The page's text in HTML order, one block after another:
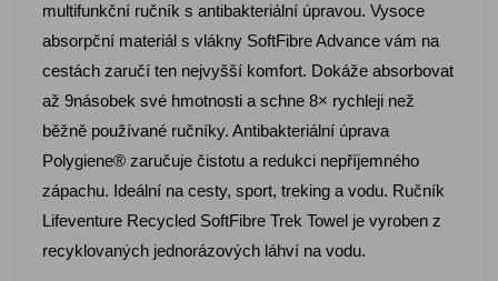
multifunkční ručník s antibakteriální úpravou. Vysoce
absorpční materiál s vlákny SoftFibre Advance vám na
cestách zaručí ten nejvyšší komfort. Dokáže absorbovat
až 9násobek své hmotnosti a schne 8× rychleji než
běžně používané ručníky. Antibakteriální úprava
Polygiene® zaručuje čistotu a redukci nepříjemného
zápachu. Ideální na cesty, sport, treking a vodu. Ručník
Lifeventure Recycled SoftFibre Trek Towel je vyroben z
recyklovaných jednorázových láhví na vodu.